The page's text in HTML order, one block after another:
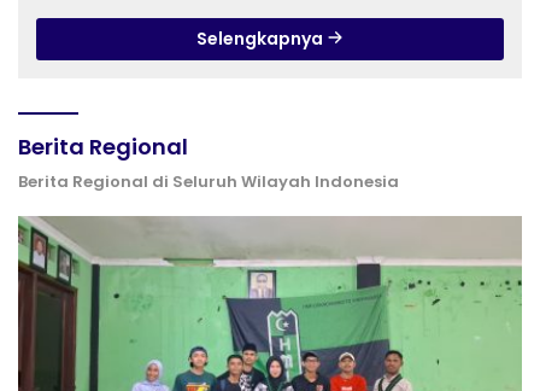
Selengkapnya
Berita Regional
Berita Regional di Seluruh Wilayah Indonesia